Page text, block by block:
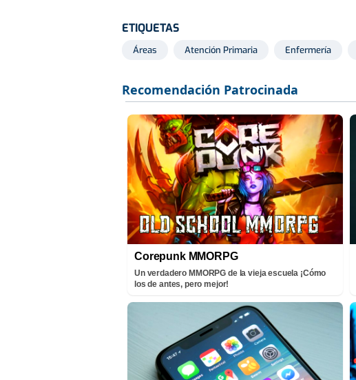
ETIQUETAS
Áreas Atención Primaria Enfermería
Corepunk MMORPG
Un verdadero MMORPG de la vieja escuela ¡Cómo
los de antes, pero mejor!